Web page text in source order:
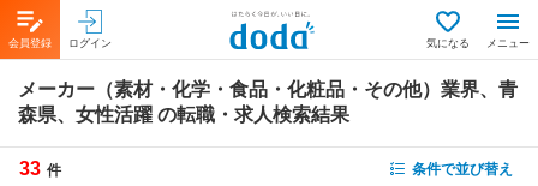
会員登録 ログイン 気になる メニュー
メーカー（素材・化学・食品・化粧品・その他）業界、青
森県、女性活躍 の転職・求人検索結果
33 件 条件で並び替え